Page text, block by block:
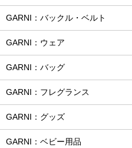
GARNI：バックル・ベルト
GARNI：ウェア
GARNI：バッグ
GARNI：フレグランス
GARNI：グッズ
GARNI：ベビー用品